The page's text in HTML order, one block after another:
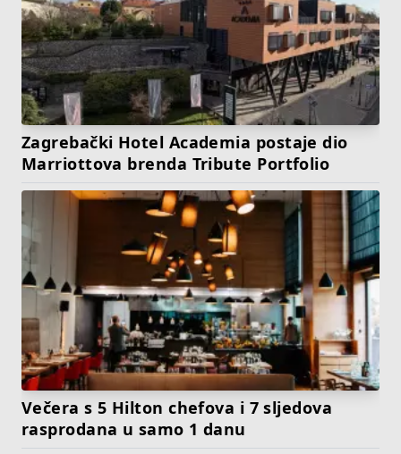
Zagrebački Hotel Academia postaje dio
Marriottova brenda Tribute Portfolio
Večera s 5 Hilton chefova i 7 sljedova
rasprodana u samo 1 danu